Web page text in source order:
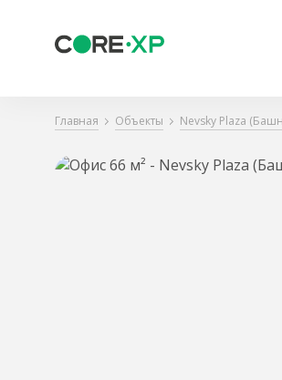
Главная Объекты Nevsky Plaza